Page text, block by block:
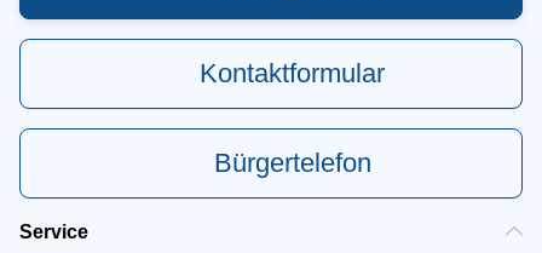
Kontaktformular
Bürgertelefon
Service